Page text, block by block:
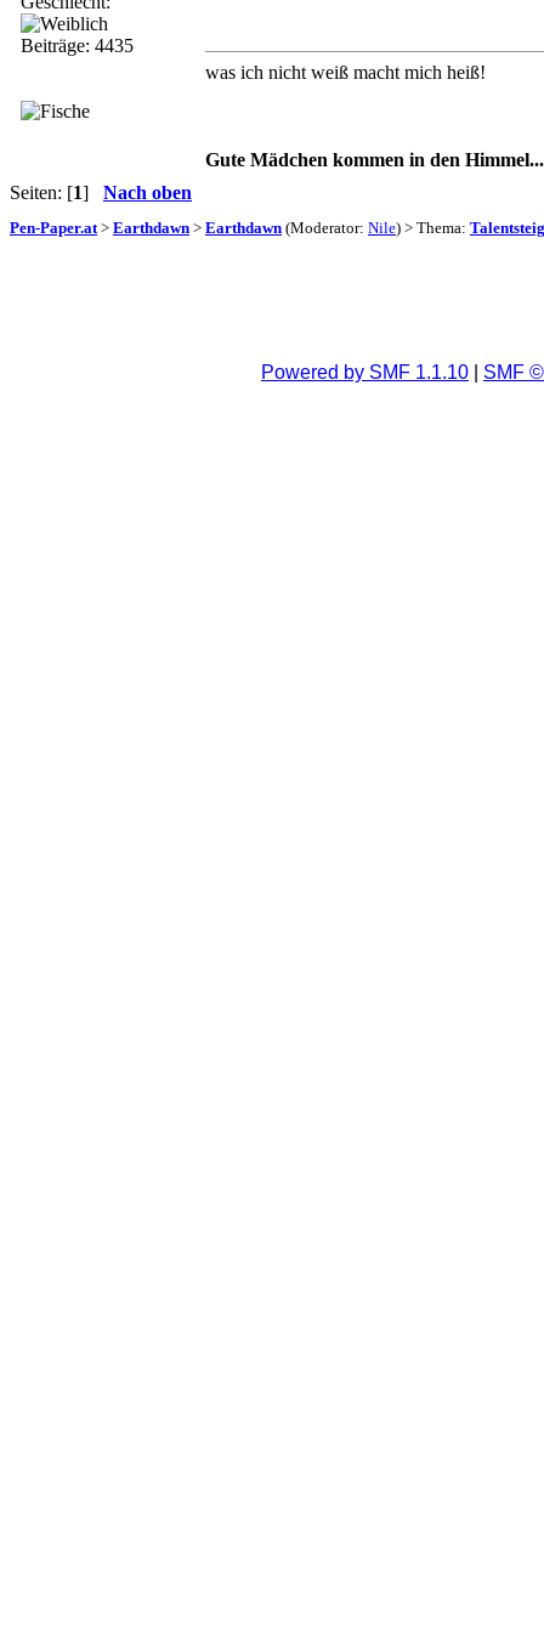
Beiträge: 4435
was ich nicht weiß macht mich heiß!
Gute Mädchen kommen in den
Seiten: [1] Nach oben
Pen-Paper.at> Earthdawn > Earthdawn (Moderator: Nile) > Thema:
Powered by SMF 1.1.10 SMF